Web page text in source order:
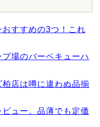
すすめの3つ！これ
場のバーベキューハ
店は噂に違わぬ品揃
ュー。品薄でも定価